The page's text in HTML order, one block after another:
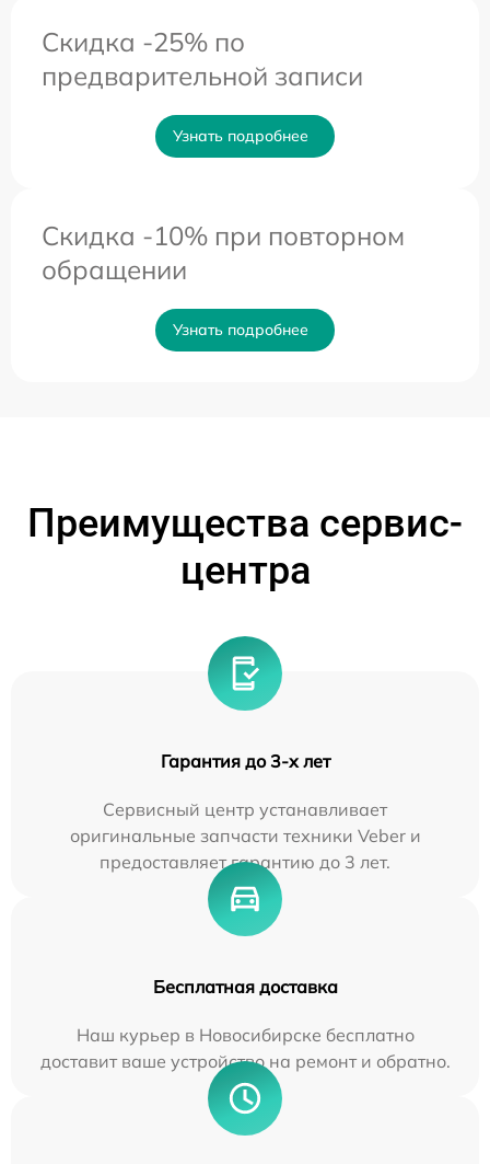
Скидка -25% по
предварительной записи
Узнать подробнее
Скидка -10% при повторном
обращении
Узнать подробнее
Преимущества сервис-
центра
Гарантия до 3-х лет
Сервисный центр устанавливает
оригинальные запчасти техники Veber и
предоставляет гарантию до 3 лет.
Бесплатная доставка
Наш курьер в Новосибирске бесплатно
доставит ваше устройство на ремонт и обратно.